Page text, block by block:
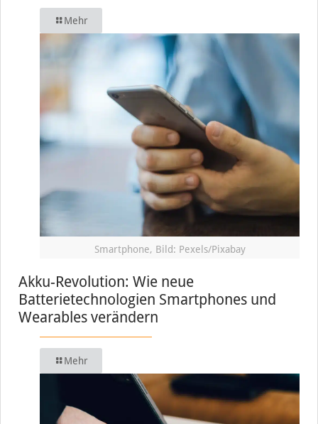
Mehr
Smartphone, Bild: Pexels/Pixabay
Akku-Revolution: Wie neue
Batterietechnologien Smartphones und
Wearables verändern
Mehr